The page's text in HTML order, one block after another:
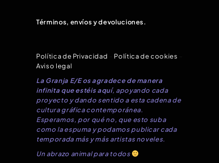
Términos, envíos y devoluciones.
Política de Privacidad Política de cookies
Aviso legal
La Granja E/E os agradece de manera
infinita que estéis aquí, apoyando cada
proyecto y dando sentido a esta cadena de
cultura gráfica contemporánea.
Esperamos, por qué no, que esto suba
como la espuma y podamos publicar cada
temporada más y más artistas noveles.
Un abrazo animal para todos